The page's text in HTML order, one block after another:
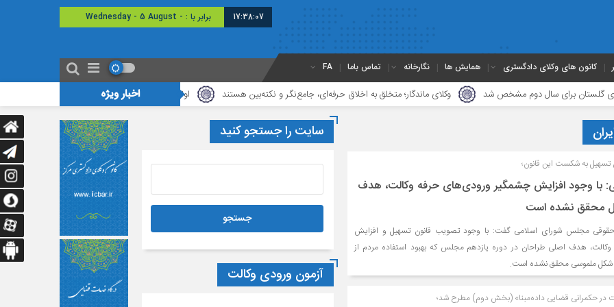
17:38:08 امروز : چهارشنبه - ۱۴ مرداد - ۱۴۰۵
کانون های وکلای دادگستری همایش ها نگارخانه تماس باما FA
اخبار ویژه برای سال دوم مشخص شد وکلای ماندگار؛ متخلق به اخلاق حرفه‌ای، جامع‌نگر و نکته‌بین هستند اولین دوره مسابقات مناظره تخصصی حقوقی
به شکست این قانون؛
با وجود افزایش چشمگیر ورودی‌های حرفه وکالت، هدف
محقق نشده است
مجلس شورای اسلامی گفت: با وجود تصویب قانون تسهیل و افزایش
هدف اصلی طراحان در دوره یازدهم مجلس که بهبود استفاده مردم از
شکل ملموسی محقق نشده است.
در حکمرانی قضایی داده‌مبنا» (بخش دوم) مطرح شد؛
سایت را جستجو کنید
آزمون ورودی وکالت